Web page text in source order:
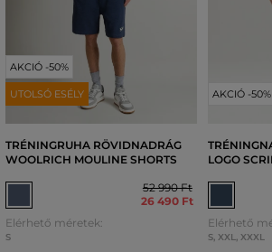
AKCIÓ -50%
UTOLSÓ ESÉLY
TRÉNINGRUHA RÖVIDNADRÁG
WOOLRICH MOULINE SHORTS
52 990 Ft
26 490 Ft
Elérhető méretek:
S
AKCIÓ -50%
LOGO
Elérhető
S, XXL, XXXL